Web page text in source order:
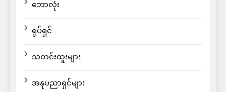
ဘောလုံး
ရုပ်ရှင်
သတင်းထူးများ
အနုပညာရှင်များ